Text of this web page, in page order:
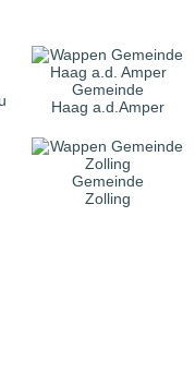
Gemeinde
Haag a.d.Amper
Gemeinde
Zolling